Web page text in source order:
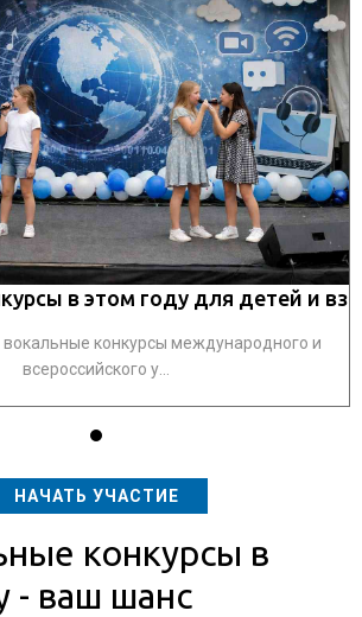
в этом году для детей и вз
конкурсы международного и
всероссийского у...
НАЧАТЬ УЧАСТИЕ
конкурсы в
- ваш шанс